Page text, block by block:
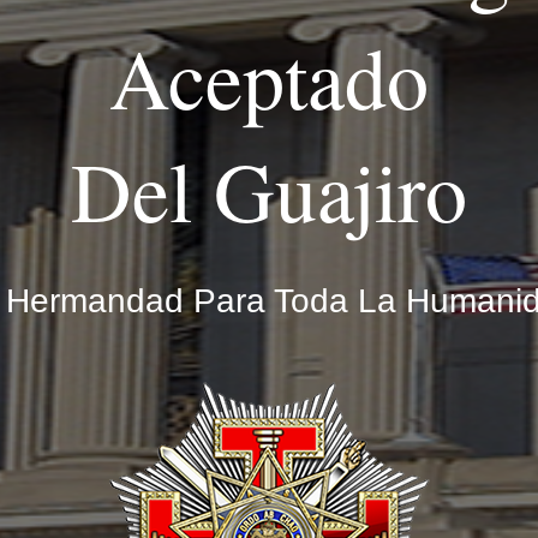
Aceptado
Del Guajiro
Para Toda La